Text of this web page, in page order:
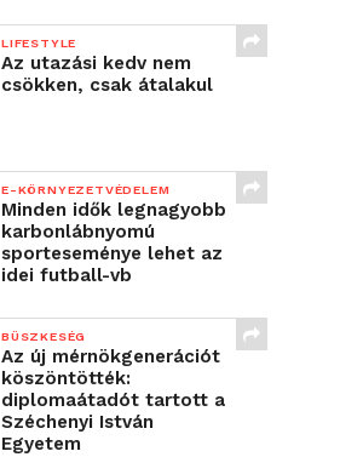
LIFESTYLE
Az utazási kedv nem
csökken, csak átalakul
E-KÖRNYEZETVÉDELEM
Minden idők legnagyobb
karbonlábnyomú
sporteseménye lehet az
idei futball-vb
BÜSZKESÉG
Az új mérnökgenerációt
köszöntötték:
diplomaátadót tartott a
Széchenyi István
Egyetem